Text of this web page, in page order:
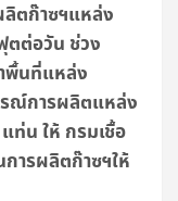
ตก๊าซฯแหล่ง
ตต่อวัน ช่วง
พื้นที่แหล่ง
ณ์การผลิตแหล่ง
น ให้ กรมเชื้อ
ารผลิตก๊าซฯให้